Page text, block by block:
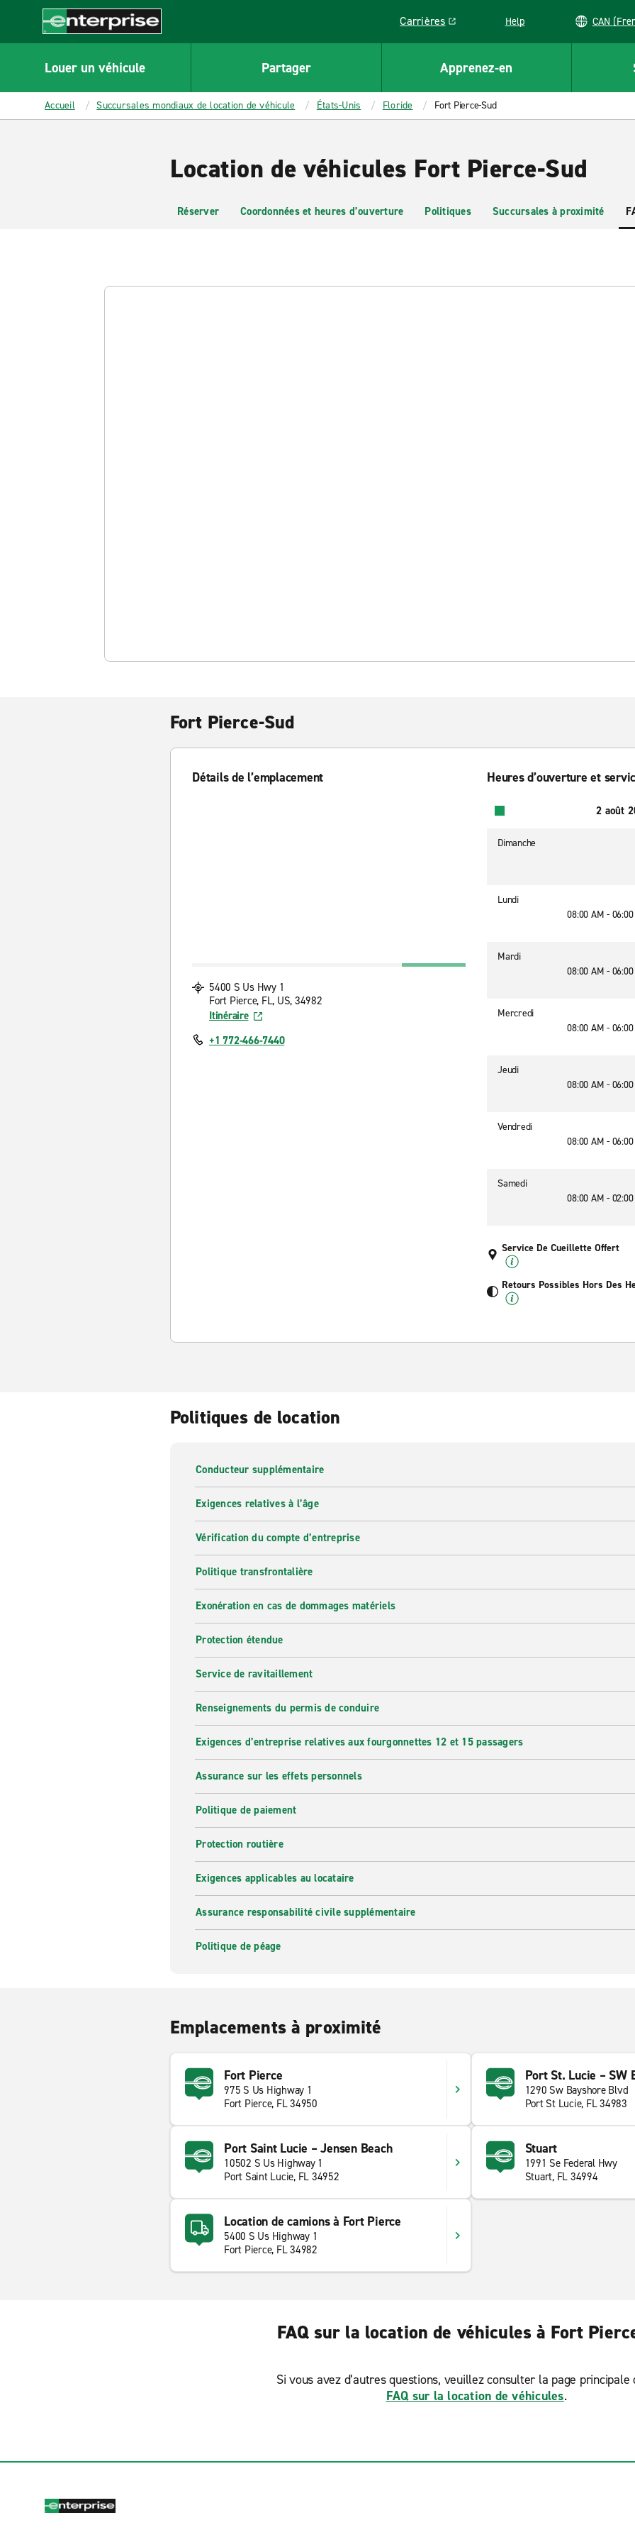
CONTENT
Enterprise
Carrières
Link opens in a new window
Help CAN
Louer un véhicule Partager Apprenez-en
Accueil Succursales mondiaux de location de véhicule États-Unis Floride Fort Pierce-Sud
Location de véhicules Fort Pierce-Sud
Réserver Coordonnées et heures d’ouverture Politiques Succursales à proximité
Fort Pierce-Sud
Détails de l’emplacement
5400 S Us Hwy 1
Fort Pierce, FL, US, 34982
Itinéraire
+1 772-466-7440
Heures d’ouverture et
2 août
Dimanche
Lundi
08:00 AM -
Mardi
08:00 AM -
Mercredi
08:00 AM -
Jeudi
08:00 AM -
Vendredi
08:00 AM -
Samedi
08:00 AM -
Service De Cueillette Offert
Retours Possibles Hors Des
Politiques de location
Conducteur supplémentaire
Exigences relatives à l’âge
Vérification du compte d’entreprise
Politique transfrontalière
Exonération en cas de dommages matériels
Protection étendue
Service de ravitaillement
Renseignements du permis de conduire
Exigences d’entreprise relatives aux fourgonnettes 12 et 15 passagers
Assurance sur les effets personnels
Politique de paiement
Protection routière
Exigences applicables au locataire
Assurance responsabilité civile supplémentaire
Politique de péage
Emplacements à proximité
Fort Pierce
975 S Us Highway 1
Fort Pierce, FL 34950
Port St. Lucie – SW
1290 Sw Bayshore Blvd
Port St Lucie, FL 34983
Port Saint Lucie – Jensen Beach
10502 S Us Highway 1
Port Saint Lucie, FL 34952
Stuart
1991 Se Federal Hwy
Stuart, FL 34994
Location de camions à Fort Pierce
5400 S Us Highway 1
Fort Pierce, FL 34982
FAQ sur la location de véhicules à Fort
Si vous avez d’autres questions, veuillez consulter la page principale
FAQ sur la location de véhicules.